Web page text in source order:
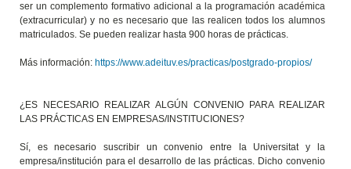
ser un complemento formativo adicional a la programación académica
(extracurricular) y no es necesario que las realicen todos los alumnos
matriculados. Se pueden realizar hasta 900 horas de prácticas.
Más información: https://www.adeituv.es/practicas/postgrado-propios/
¿ES NECESARIO REALIZAR ALGÚN CONVENIO PARA REALIZAR
LAS PRÁCTICAS EN EMPRESAS/INSTITUCIONES?
Sí, es necesario suscribir un convenio entre la Universitat y la
empresa/institución para el desarrollo de las prácticas. Dicho convenio